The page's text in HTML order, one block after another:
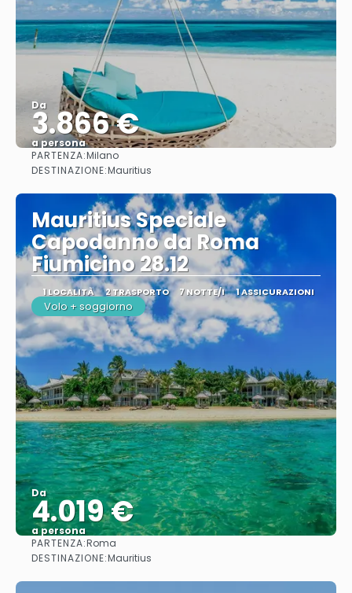
Da
3.866 €
a persona
PARTENZA:Milano
DESTINAZIONE:Mauritius
Mauritius Speciale
Capodanno da Roma
Fiumicino 28.12
1 LOCALITÀ 2 TRASPORTO 7 NOTTE/I 1 ASSICURAZIONI
Volo + soggiorno
Da
4.019 €
a persona
PARTENZA:Roma
DESTINAZIONE:Mauritius